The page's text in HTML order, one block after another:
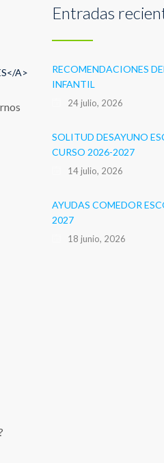
A>
Entradas
RECOMENDACIONES
INFANTIL
24 julio, 2026
SOLITUD DESAYUNO
CURSO 2026-2027
14 julio, 2026
AYUDAS COMEDOR
2027
18 junio, 2026